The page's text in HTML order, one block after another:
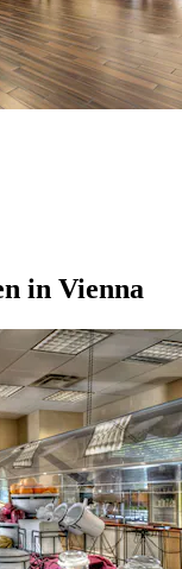
in Vienna